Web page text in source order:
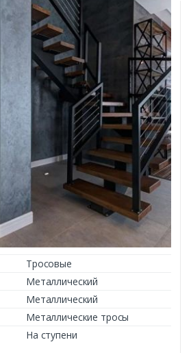
Заказать
Тросовые
Металлический
Металлический
Металлические тросы
На ступени